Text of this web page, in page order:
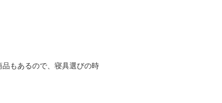
もあるので、寝具選びの時